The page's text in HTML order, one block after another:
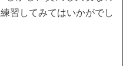
習してみてはいかがでし